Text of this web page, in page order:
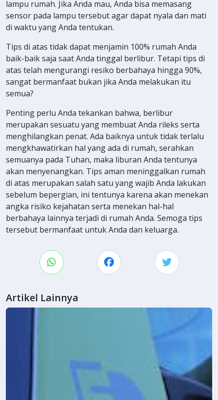
lampu rumah. Jika Anda mau, Anda bisa memasang
sensor pada lampu tersebut agar dapat nyala dan mati
di waktu yang Anda tentukan.
Tips di atas tidak dapat menjamin 100% rumah Anda
baik-baik saja saat Anda tinggal berlibur. Tetapi tips di
atas telah mengurangi resiko berbahaya hingga 90%,
sangat bermanfaat bukan jika Anda melakukan itu
semua?
Penting perlu Anda tekankan bahwa, berlibur
merupakan sesuatu yang membuat Anda rileks serta
menghilangkan penat. Ada baiknya untuk tidak terlalu
mengkhawatirkan hal yang ada di rumah, serahkan
semuanya pada Tuhan, maka liburan Anda tentunya
akan menyenangkan. Tips aman meninggalkan rumah
di atas merupakan salah satu yang wajib Anda lakukan
sebelum bepergian, ini tentunya karena akan menekan
angka risiko kejahatan serta menekan hal-hal
berbahaya lainnya terjadi di rumah Anda. Semoga tips
tersebut bermanfaat untuk Anda dan keluarga.
Artikel Lainnya